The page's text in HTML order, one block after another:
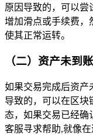
原因导致的，可以尝
增加滑点或手续费，
使其正常运转。
（二）资产未到账
如果交易完成后资产
导致的，可以在区块
态，如果交易已经确
客服寻求帮助,就像在